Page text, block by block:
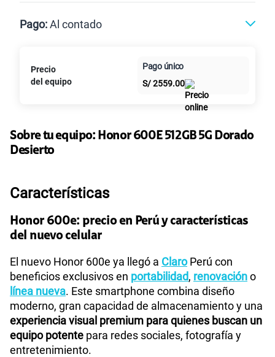
Renovación Celular liberado
Postpago
Pago:Al contado
Al contado Cuotas Claro
Precio
del equipo
Pago único
S/2559.00
Sobre tu equipo: Honor 600E 512GB 5G Dorado
Desierto
Características
Honor 600e: precio en Perú y características
del nuevo celular
El nuevo Honor 600e ya llegó a ClaroPerú con
beneficios exclusivos en portabilidad, renovacióno
línea nueva. Este smartphone combina diseño
moderno, gran capacidad de almacenamiento y una
experiencia visual premium para quienes buscan un
equipo potente para redes sociales, fotografía y
entretenimiento.